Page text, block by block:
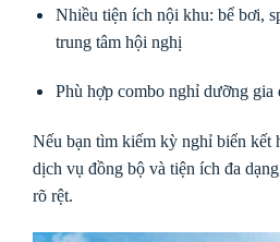
Nhiều tiện ích nội khu: bể bơi,
trung tâm hội nghị
Phù hợp combo nghỉ dưỡng
Nếu bạn tìm kiếm kỳ nghỉ biển kết
dịch vụ đồng bộ và tiện ích đa
rõ rệt.